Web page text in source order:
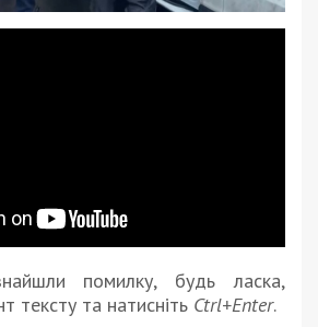
помилку, будь ласка,
тексту та натисніть Ctrl+Enter.